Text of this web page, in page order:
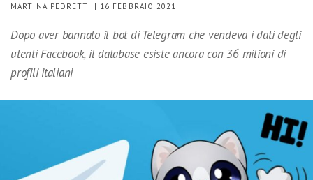
MARTINA PEDRETTI | 16 FEBBRAIO 2021
Dopo aver bannato il bot di Telegram che vendeva i dati degli
utenti Facebook, il database esiste ancora con 36 milioni di
profili italiani